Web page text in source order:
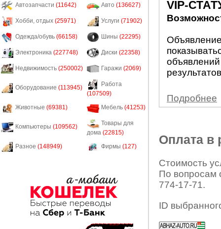
Автозапчасти (11642) Авто (136627)
Хобби, отдых (25971) Услуги (71902)
Одежда/обувь (66158) Шины (22295)
Электроника (227748) Диски (22358)
Недвижимость (250002) Гаражи (2069)
Оборудование (113945)
Работа
(107509)
Животные (69381) Мебель (41253)
Компьютеры (109562)
Товары для
дома (22815)
Разное (148949) Фирмы (127)
VIP-
Подробнее
Оплата в
Стоимость
По вопросам
774-17-71.
ID